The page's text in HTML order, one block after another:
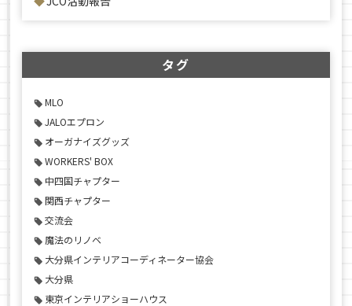
タグ
MLO
JALOエプロン
オーガナイズグッズ
WORKERS' BOX
中四国チャプター
関西チャプター
交流会
魔法のリノベ
大分県インテリアコーディネーター協会
大分県
東京インテリアショーハウス